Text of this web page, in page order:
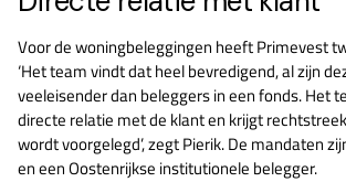
Voor de woningbeleggingen heeft Primevest
‘Het team vindt dat heel bevredigend, al zijn
veeleisender dan beleggers in een fonds. Het
directe relatie met de klant en krijgt
wordt voorgelegd’, zegt Pierik. De mandaten
en een Oostenrijkse institutionele belegger.